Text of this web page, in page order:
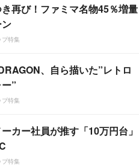
再び！ファミマ名物45％増量
プ特集
、自ら描いた”レトロ
”
プ特集
ーカー社員が推す「10万円台」
プ特集